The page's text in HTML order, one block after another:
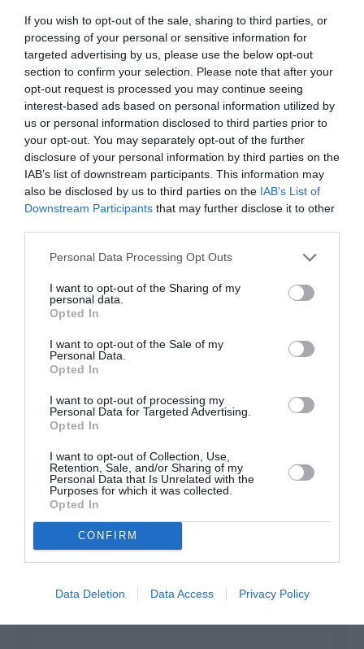
If you wish to opt-out of the sale, sharing to third parties, or
processing of your personal or sensitive information for
targeted advertising by us, please use the below opt-out
section to confirm your selection. Please note that after your
opt-out request is processed you may continue seeing
interest-based ads based on personal information utilized by
us or personal information disclosed to third parties prior to
your opt-out. You may separately opt-out of the further
disclosure of your personal information by third parties on the
IAB’s list of downstream participants. This information may
also be disclosed by us to third parties on the IAB’s List of
Downstream Participants that may further disclose it to other
Personal Data Processing Opt Outs
I want to opt-out of the Sharing of my
personal data.
Opted In
I want to opt-out of the Sale of my
Personal Data.
Opted In
I want to opt-out of processing my
Personal Data for Targeted Advertising.
Opted In
I want to opt-out of Collection, Use,
Retention, Sale, and/or Sharing of my
Personal Data that Is Unrelated with the
Purposes for which it was collected.
Opted In
CONFIRM
Data Deletion Data Access Privacy Policy
été recrutés chez P&W ces dernières années.
ça sent le copinage…
RÉPONDRE
LAISSER UN COMMENTAIRE
FAIRE UN DON
Soutenez Air Journal participez
développement !
NOUS SOUTENIR
DERNIERS COMMENTAIRES
vicomte a commenté l'article :
Groupe Lufthansa : les A220-100 de SWISS ne
en vente ?